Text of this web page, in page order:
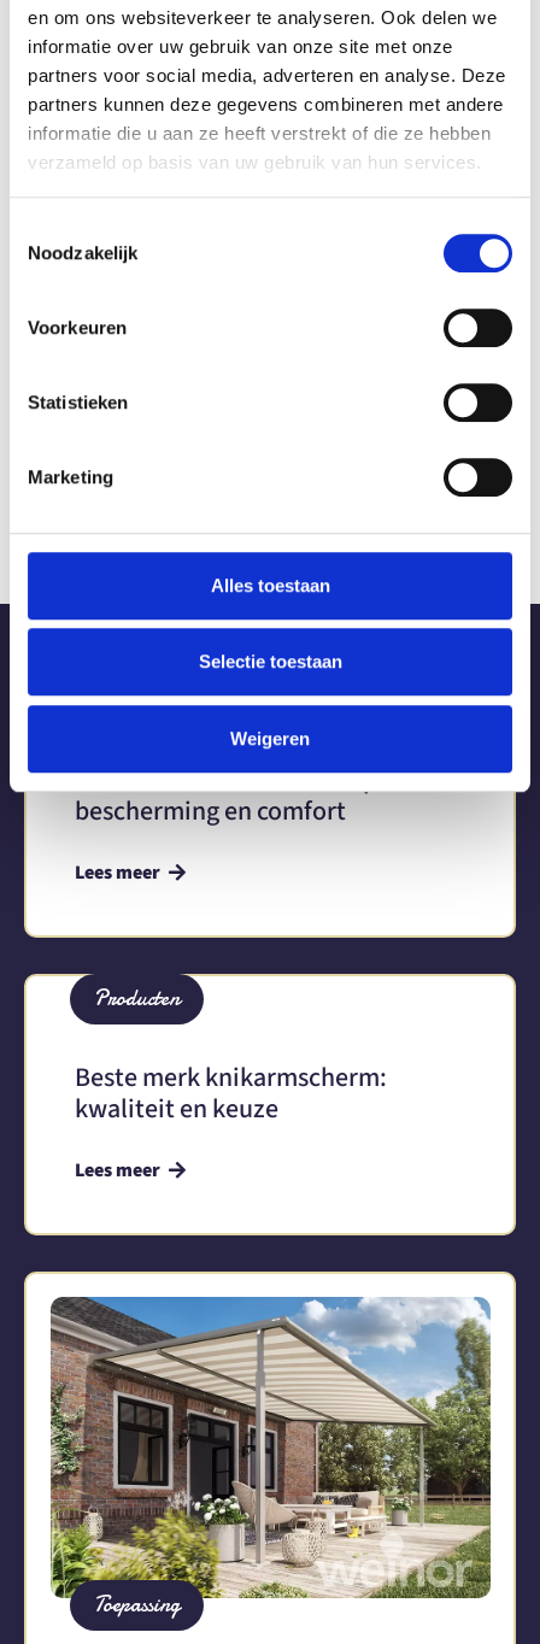
en om ons websiteverkeer te analyseren. Ook delen we
informatie over uw gebruik van onze site met onze
partners voor social media, adverteren en analyse. Deze
partners kunnen deze gegevens combineren met andere
informatie die u aan ze heeft verstrekt of die ze hebben
verzameld op basis van uw gebruik van hun services.
Noodzakelijk
Voorkeuren
Statistieken
Marketing
Alles toestaan
Selectie toestaan
Weigeren
materialen, en onze ervaren monteurs zorgen ervoor
dat ze perfect worden geïnstalleerd. Of je nu kiest
voor traditionele rolluiken of onze innovatieve
rolluiken op zonne-energie, wij garanderen een
oplossing op maat die aansluit bij jouw wensen en de
behoeften van jouw woning.
In onze showroom in Soesterberg kun je onze rolluiken
zelf komen bekijken en ervaren. Onze deskundige
maken van de juiste keuze.
Deel:
Producten
Balkon zonneschermen: optimale
bescherming en comfort
Lees meer
Producten
Beste merk knikarmscherm:
kwaliteit en keuze
Lees meer
Toepassing